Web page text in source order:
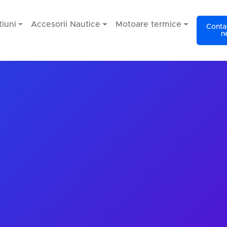
Accesorii Nautice Motoare termice